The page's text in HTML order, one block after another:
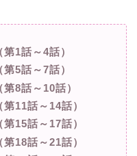
1話～4話）
5話～7話）
8話～10話）
11話～14話）
15話～17話）
18話～21話）